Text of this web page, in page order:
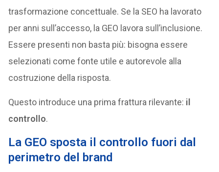
trasformazione concettuale. Se la SEO ha lavorato
per anni sull’accesso, la GEO lavora sull’inclusione.
Essere presenti non basta più: bisogna essere
selezionati come fonte utile e autorevole alla
costruzione della risposta.
Questo introduce una prima frattura rilevante: il
controllo.
La GEO sposta il controllo fuori dal
perimetro del brand